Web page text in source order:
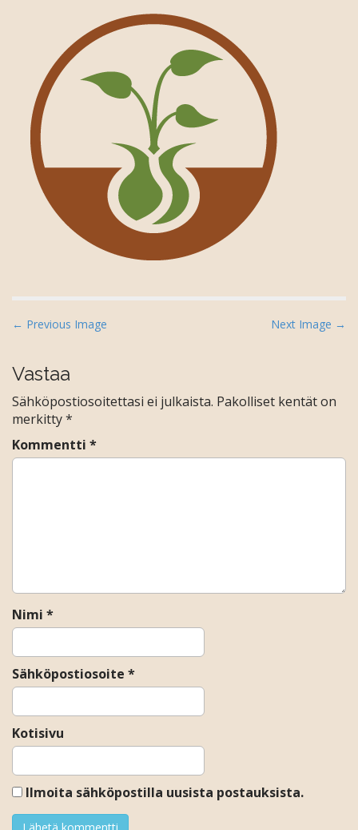
P
s
n
a
v
n
← Previous Image Next Image →
Vastaa
Sähköpostiosoitettasi ei julkaista. Pakolliset kentät on
merkitty*
Kommentti *
Nimi *
Sähköpostiosoite *
Kotisivu
Ilmoita sähköpostilla uusista postauksista.